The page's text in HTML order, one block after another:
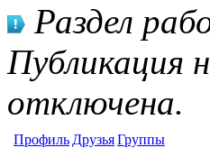
Раздел
Публикация
отключена.
Профиль ДрузьяГруппы